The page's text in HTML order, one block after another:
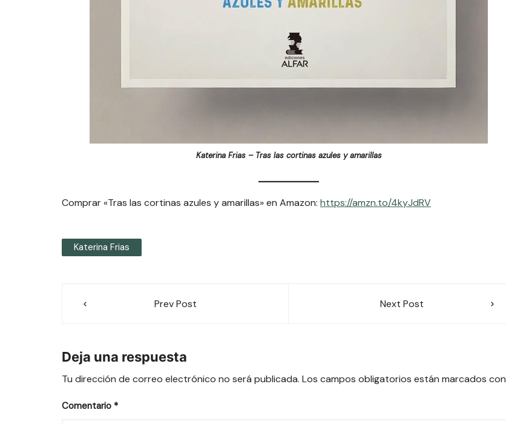
Katerina Frias – Tras las cortinas azules y amarillas
Comprar «Tras las cortinas azules y amarillas» en Amazon: https://amzn.to/4kyJdRV
Katerina Frias
NavegaciónPrev Post Next Post
Deja una respuesta
Tu dirección de correo electrónico no será publicada. Los campos obligatorios están marcados con
Comentario *